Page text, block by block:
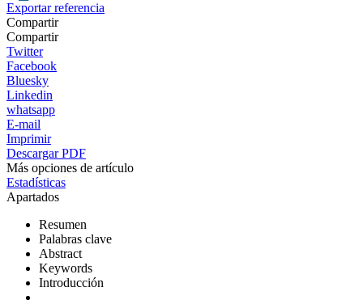
Exportar referencia
Compartir
Compartir
Twitter
Facebook
Bluesky
Linkedin
whatsapp
E-mail
Imprimir
Descargar PDF
Más opciones de artículo
Estadísticas
Apartados
Resumen
Palabras clave
Abstract
Keywords
Introducción